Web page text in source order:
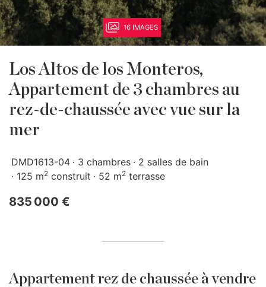
16 IMAGES
Los Altos de los Monteros,
Appartement de 3 chambres au
rez-de-chaussée avec vue sur la
mer
DMD1613-04 3 chambres
2 salles de bain
125 m2 construit 52 m2 terrasse
835 000 €
Appartement rez de chaussée à vendre